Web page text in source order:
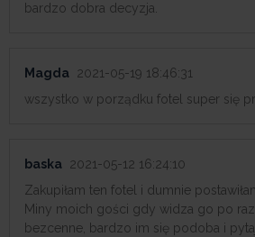
bardzo dobra decyzja.
Magda 2021-05-19 18:46:31
wszystko w porządku fotel super się
baska 2021-05-12 16:24:10
Zakupiłam ten fotel i dumnie
Miny moich gości gdy widza go po
bezcenne, bardzo im się podoba i